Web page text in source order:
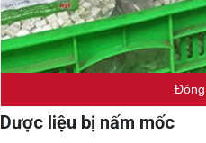
Dược liệu bị nấm mốc